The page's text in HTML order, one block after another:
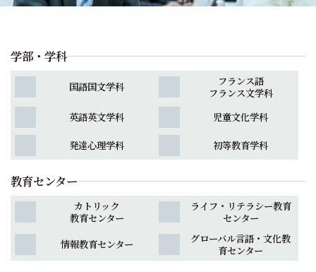
学部・学科
国語国文学科
フランス語
フランス文学科
英語英文学科
児童文化学科
発達心理学科 初等教育学科
教育センター
カトリック
教育センター
ライフ・リテラシー教育
センター
情報教育センター
グローバル言語・文化教
育センター